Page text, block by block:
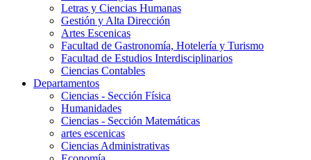
Letras y Ciencias Humanas
Gestión y Alta Dirección
Artes Escenicas
Facultad de Gastronomía, Hotelería y Turismo
Facultad de Estudios Interdisciplinarios
Ciencias Contables
Departamentos
Ciencias - Sección Física
Humanidades
Ciencias - Sección Matemáticas
artes escenicas
Ciencias Administrativas